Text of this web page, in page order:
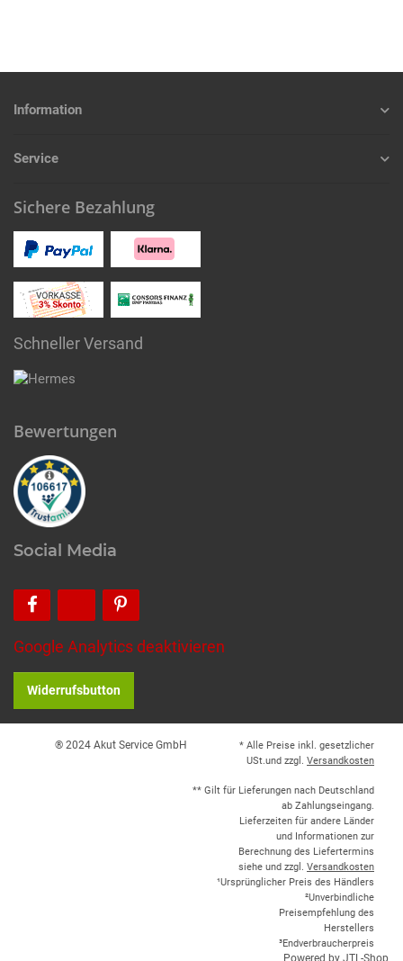
Information
Service
Sichere Bezahlung
Schneller Versand
Bewertungen
Social Media
Google Analytics deaktivieren
Widerrufsbutton
® 2024 Akut Service GmbH
* Alle Preise inkl. gesetzlicher
USt.und zzgl. Versandkosten
** Gilt für Lieferungen nach Deutschland
ab Zahlungseingang.
Lieferzeiten für andere Länder
und Informationen zur
Berechnung des Liefertermins
siehe und zzgl. Versandkosten
¹Ursprünglicher Preis des Händlers
²Unverbindliche
Preisempfehlung des
Herstellers
³Endverbraucherpreis
Powered by JTL-Shop